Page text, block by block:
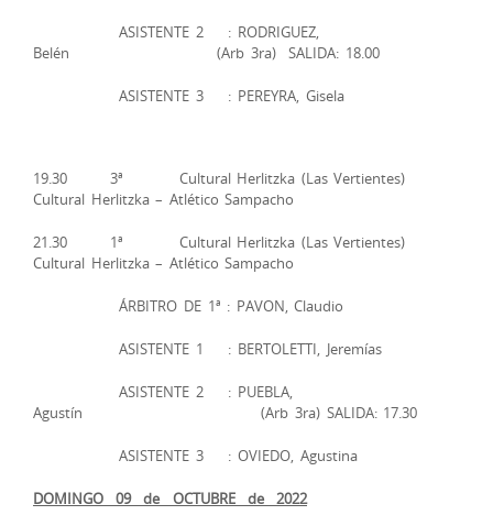
ASISTENTE 2 : RODRIGUEZ,
Belén (Arb 3ra) SALIDA: 18.00
ASISTENTE 3 : PEREYRA, Gisela
19.30 3ª Cultural Herlitzka (Las Vertientes)
Cultural Herlitzka – Atlético Sampacho
21.30 1ª Cultural Herlitzka (Las Vertientes)
Cultural Herlitzka – Atlético Sampacho
ÁRBITRO DE 1ª : PAVON, Claudio
ASISTENTE 1 : BERTOLETTI, Jeremías
ASISTENTE 2 : PUEBLA,
Agustín (Arb 3ra) SALIDA: 17.30
ASISTENTE 3 : OVIEDO, Agustina
DOMINGO 09 de OCTUBRE de 2022